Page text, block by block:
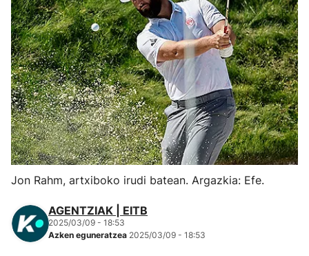
Herri-kirolak
Eskubaloia
Kirolak 360
Atletismoa
Mendi-lasterketak
Kirol gehiago
Jon Rahm, artxiboko irudi batean. Argazkia: Efe.
AGENTZIAK | EITB
2025/03/09 - 18:53
Azken eguneratzea 2025/03/09 - 18:53